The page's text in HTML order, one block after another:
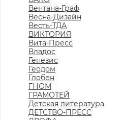
Вентана-Граф
Весна-Дизайн
Весть-ТДА
ВИКТОРИЯ
Вита-Пресс
Владос
Генезис
Геодом
Глобен
ГНОМ
ГРАМОТЕЙ
Детская литература
ДЕТСТВО-ПРЕСС